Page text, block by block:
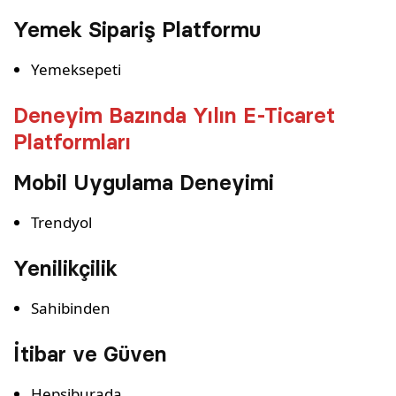
Yemek Sipariş Platformu
Yemeksepeti
Deneyim Bazında Yılın E-Ticaret
Platformları
Mobil Uygulama Deneyimi
Trendyol
Yenilikçilik
Sahibinden
İtibar ve Güven